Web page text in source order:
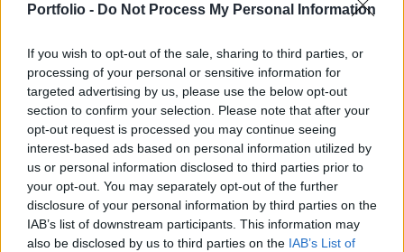
Portfolio - Do Not Process My Personal Information
If you wish to opt-out of the sale, sharing to third parties, or
processing of your personal or sensitive information for
targeted advertising by us, please use the below opt-out
section to confirm your selection. Please note that after your
opt-out request is processed you may continue seeing
interest-based ads based on personal information utilized by
us or personal information disclosed to third parties prior to
your opt-out. You may separately opt-out of the further
disclosure of your personal information by third parties on the
IAB’s list of downstream participants. This information may
also be disclosed by us to third parties on the IAB’s List of
Portfolio
2011. november 29. 08:31
A Thomas H. Lee Partners nevű kockázati
tőketársaság fontolgatja, hogy felvásárlási
ajánlatot tegyen a Yahoo-ra - írja a Bloomberg az
ügyhöz közel álló, meg nem nevezett forrásokra
hivatkozva. A társaság esetleges felvásárlásával